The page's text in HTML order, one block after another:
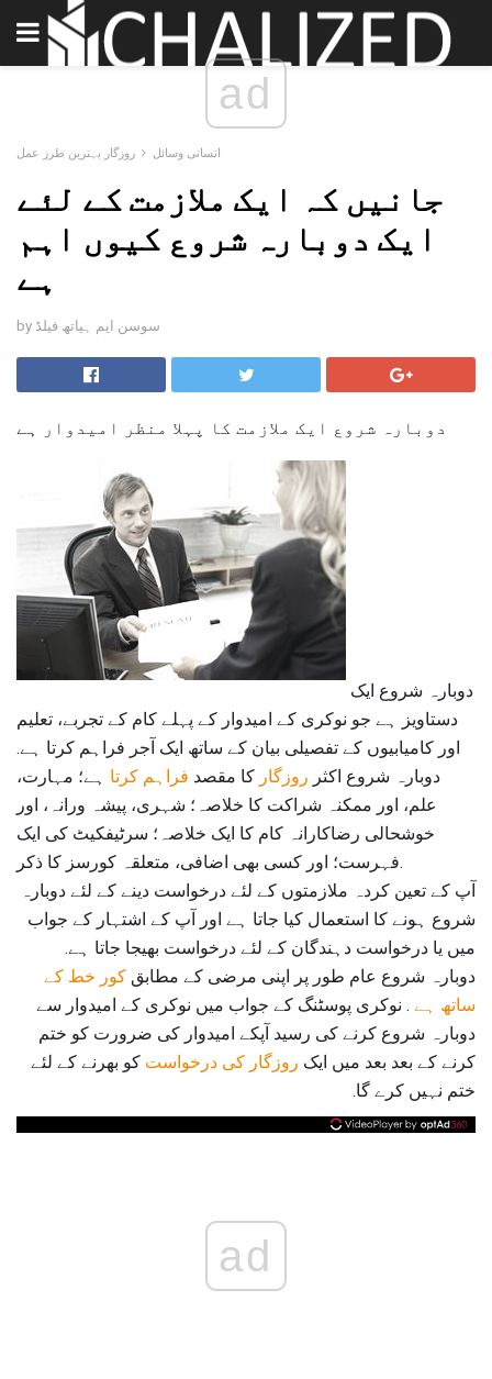
ad
انسانی وسائل روزگار بہترین طرز عمل
جانیں کہ ایک ملازمت کے لئے
ایک دوبارہ شروع کیوں اہم
ہے
by سوسن ایم ہیاتھ فیلڈ
دوبارہ شروع ایک ملازمت کا پہلا منظر امیدوار ہے
دستاویز ہے جو نوکری کے امیدوار کے پہلے کام کے تجربے، تعلیم
اور کامیابیوں کے تفصیلی بیان کے ساتھ ایک آجر فراہم کرتا ہے.
دوبارہ شروع اکثر روزگار کا مقصد فراہم کرتا ہے؛ مہارت،
علم، اور ممکنہ شراکت کا خلاصہ؛ شہری، پیشہ ورانہ، اور
خوشحالی رضاکارانہ کام کا ایک خلاصہ؛ سرٹیفکیٹ کی ایک
فہرست؛ اور کسی بھی اضافی، متعلقہ کورسز کا ذکر.
آپ کے تعین کردہ ملازمتوں کے لئے درخواست دینے کے لئے دوبارہ
شروع ہونے کا استعمال کیا جاتا ہے اور آپ کے اشتہار کے جواب
میں یا درخواست دہندگان کے لئے درخواست بھیجا جاتا ہے.
دوبارہ شروع عام طور پر اپنی مرضی کے مطابق کور خط کے
ساتھ ہے . نوکری پوسٹنگ کے جواب میں نوکری کے امیدوار سے
دوبارہ شروع کرنے کی رسید آپکے امیدوار کی ضرورت کو ختم
کرنے کے بعد بعد میں ایک روزگار کی درخواست کو بھرنے کے لئے
ختم نہیں کرے گا.
ad